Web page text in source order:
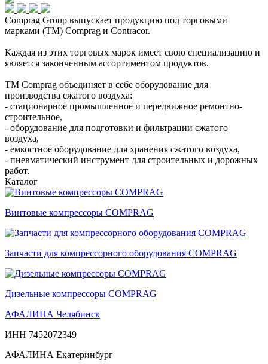
Comprag Group выпускает продукцию под торговыми
марками (ТМ) Comprag и Contracor.
Каждая из этих торговых марок имеет свою специализацию и
является законченным ассортиментом продуктов.
ТМ Comprag объединяет в себе оборудование для
производства сжатого воздуха:
- стационарное промышленное и передвижное ремонтно-
строительное,
- оборудование для подготовки и фильтрации сжатого
воздуха,
- емкостное оборудование для хранения сжатого воздуха,
- пневматический инструмент для строительных и дорожных
работ.
Каталог
Винтовые компрессоры COMPRAG
Запчасти для компрессорного оборудования COMPRAG
Дизельные компрессоры COMPRAG
АФАЛИНА Челябинск
ИНН 7452072349
АФАЛИНА Екатеринбург